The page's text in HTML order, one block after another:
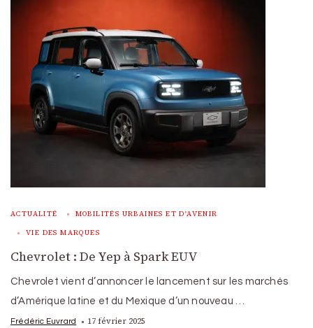
ACTUALITÉ MOBILITÉS URBAINES ET D'AVENIR
VIE DES MARQUES
Chevrolet : De Yep à Spark EUV
Chevrolet vient d’annoncer le lancement sur les marchés
d’Amérique latine et du Mexique d’un nouveau …
Frédéric Euvrard 17 février 2025